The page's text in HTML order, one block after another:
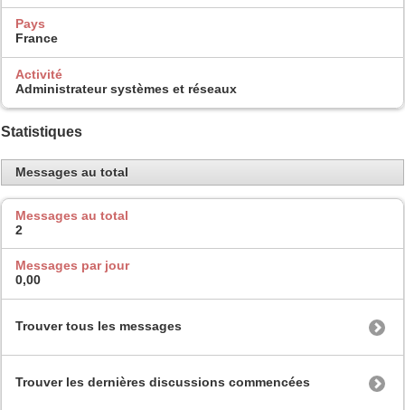
Pays
France
Activité
Administrateur systèmes et réseaux
Statistiques
Messages au total
Messages au total
2
Messages par jour
0,00
Trouver tous les messages
Trouver les dernières discussions commencées